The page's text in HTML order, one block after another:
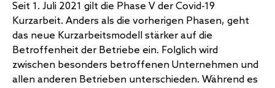
Seit 1. Juli 2021 gilt die Phase V der Covid-19
Kurzarbeit. Anders als die vorherigen Phasen, geht
das neue Kurzarbeitsmodell stärker auf die
Betroffenheit der Betriebe ein. Folglich wird
zwischen besonders betroffenen Unternehmen und
allen anderen Betrieben unterschieden. Während es